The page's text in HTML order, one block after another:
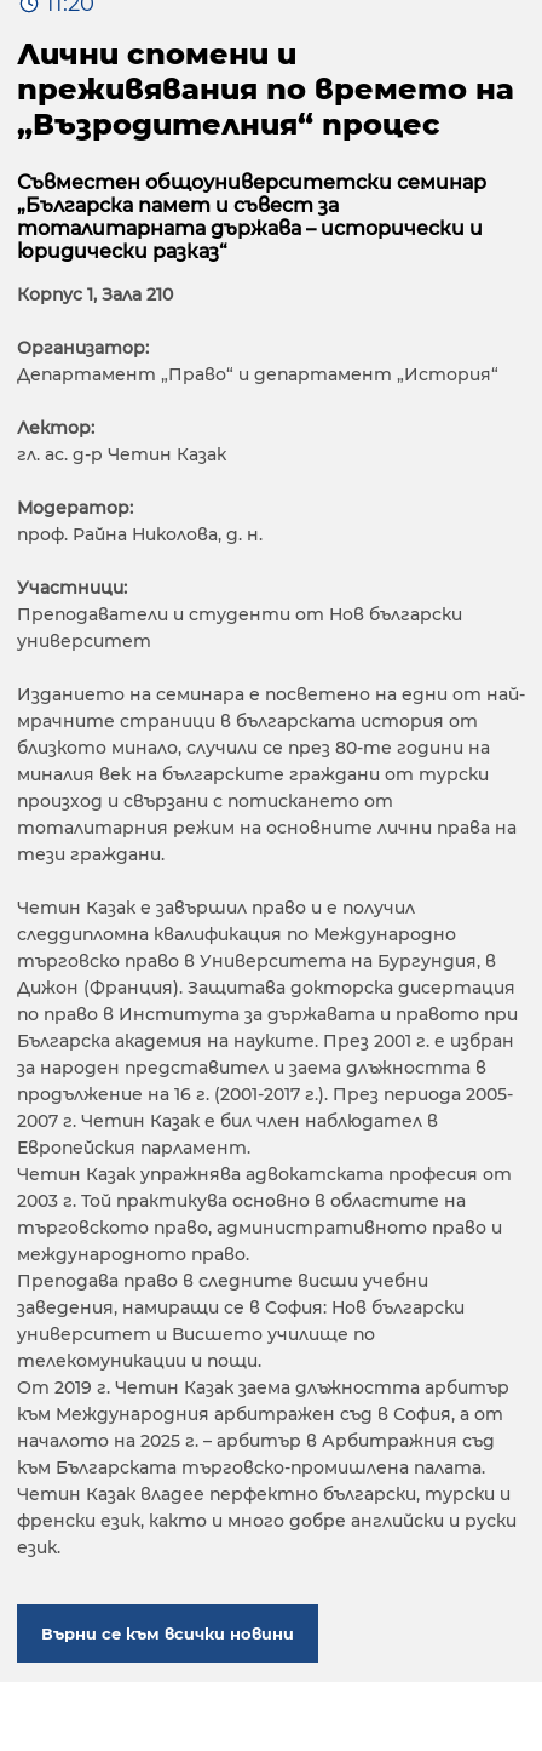
Лични спомени и
преживявания по времето на
„Възродителния“ процес
Съвместен общоуниверситетски семинар
„Българска памет и съвест за
тоталитарната държава – исторически и
юридически разказ“
Корпус 1, Зала 210
Организатор:
Департамент „Право“ и департамент „История“
Лектор:
гл. ас. д-р Четин Казак
Модератор:
проф. Райна Николова, д. н.
Участници:
Преподаватели и студенти от Нов български
университет
Изданието на семинара е посветено на едни от най-
мрачните страници в българската история от
близкото минало, случили се през 80-те години на
миналия век на българските граждани от турски
произход и свързани с потискането от
тоталитарния режим на основните лични права на
тези граждани.
Четин Казак е завършил право и е получил
следдипломна квалификация по Международно
търговско право в Университета на Бургундия, в
Дижон (Франция). Защитава докторска дисертация
по право в Института за държавата и правото при
Българска академия на науките. През 2001 г. е избран
за народен представител и заема длъжността в
продължение на 16 г. (2001-2017 г.). През периода 2005-
2007 г. Четин Казак е бил член наблюдател в
Европейския парламент.
Четин Казак упражнява адвокатската професия от
2003 г. Той практикува основно в областите на
търговското право, административното право и
международното право.
Преподава право в следните висши учебни
заведения, намиращи се в София: Нов български
университет и Висшето училище по
телекомуникации и пощи.
От 2019 г. Четин Казак заема длъжността арбитър
към Международния арбитражен съд в София, а от
началото на 2025 г. – арбитър в Арбитражния съд
към Българската търговско-промишлена палата.
Четин Казак владее перфектно български, турски и
френски език, както и много добре английски и руски
език.
Върни се към всички новини